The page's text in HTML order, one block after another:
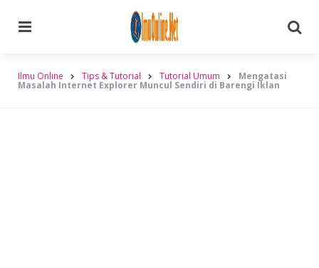
Ilmu Online Tips & Tutorial Tutorial Umum Mengatasi
Masalah Internet Explorer Muncul Sendiri di Barengi Iklan